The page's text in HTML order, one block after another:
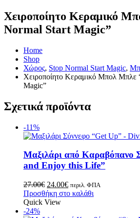
Χειροποίητο Κεραμικό
Normal Start Magic”
Home
Shop
Χώρος, Stop Normal Start Magic,
Χειροποίητο Κεραμικό Μπολ Μπλε
Magic”
Σχετικά προϊόντα
-11%
Μαξιλάρι από Καραβόπανο
and Enjoy this Life”
27.00€ 24.00€ περιλ. ΦΠΑ
Προσθήκη στο καλάθι
Quick View
-24%